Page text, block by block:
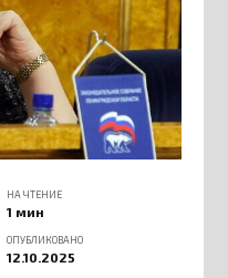
НА ЧТЕНИЕ
1 мин
ОПУБЛИКОВАНО
12.10.2025